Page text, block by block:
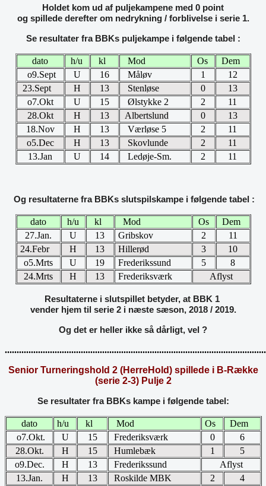
Holdet kom ud af puljekampene med 0 point
og spillede derefter om nedrykning / forblivelse i serie 1.
Se resultater fra BBKs puljekampe i følgende tabel :
dato h/u kl Mod Os
Dem
o9.Sept
U 16 Måløv 1
12
23.Sept
H 13 Stenløse 0
13
o7.Okt
U 15 Ølstykke 2 2
11
28.Okt
H 13 Albertslund 0
13
18.Nov
H 13 Værløse 5 2
11
o5.Dec
H 13 Skovlunde 2
11
13.Jan
U 14 Ledøje-Sm. 2 11
Og resultaterne fra BBKs slutspilskampe i følgende tabel :
dato h/u kl Mod Os
Dem
27.Jan.
U 13 Gribskov 2
11
24.Febr
H 13 Hillerød 3
10
o5.Mrts
U 19 Frederikssund 5
8
24.Mrts
H 13 Frederiksværk Aflyst
Resultaterne i slutspillet betyder, at BBK 1
vender hjem til serie 2 i næste sæson, 2018 / 2019.
Og det er heller ikke så dårligt, vel ?
Senior Turneringshold 2 (HerreHold) spillede i B-Række
(serie 2-3) Pulje 2
Se resultater fra BBKs kampe i følgende tabel:
dato h/u kl Mod Os
Dem
o7.Okt.
U 15 Frederiksværk 0
6
28.Okt.
H 15 Humlebæk 1
5
o9.Dec.
H 13 Frederikssund
Aflyst
13.Jan.
H 13 Roskilde MBK 2
4